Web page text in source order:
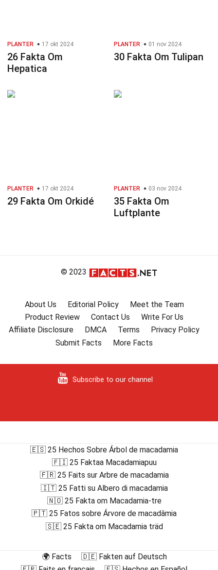
PLANTER 17 okt 2024
26 Fakta Om
Hepatica
PLANTER 01 nov 2024
30 Fakta Om Tulipan
PLANTER 17 okt 2024
29 Fakta Om Orkidé
PLANTER 03 nov 2024
35 Fakta Om
Luftplante
© 2023
About Us Editorial Policy
Meet the Team
Product Review
Contact Us
Write For Us
Affiliate Disclosure
DMCA Terms
Privacy Policy
Submit Facts
More Facts
Subscribe to our channel
🇪🇸 25 Hechos Sobre Árbol de macadamia
🇫🇮 25 Faktaa Macadamiapuu
🇫🇷 25 Faits sur Arbre de macadamia
🇮🇹 25 Fatti su Albero di macadamia
🇳🇴 25 Fakta om Macadamia-tre
🇵🇹 25 Fatos sobre Árvore de macadâmia
🇸🇪 25 Fakta om Macadamia träd
🌍 Facts
🇩🇪 Fakten auf Deutsch